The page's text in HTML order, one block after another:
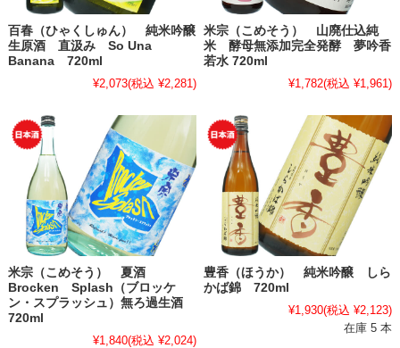
百春（ひゃくしゅん） 純米吟醸
生原酒 直汲み So Una
Banana 720ml
¥2,073(税込 ¥2,281)
米宗（こめそう） 山廃仕込純
米 酵母無添加完全発酵 夢吟香
若水 720ml
¥1,782(税込 ¥1,961)
米宗（こめそう） 夏酒
Brocken Splash（ブロッケ
ン・スプラッシュ）無ろ過生酒
720ml
¥1,840(税込 ¥2,024)
豊香（ほうか） 純米吟醸 しら
かば錦 720ml
¥1,930(税込 ¥2,123)
在庫 5 本